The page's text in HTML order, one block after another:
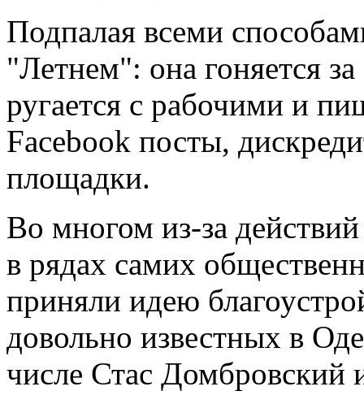
Подпалая всеми
"Летнем": она гоняется
ругается с рабочими и
Facebook посты,
площадки.
Во многом из-за
в рядах самих
приняли идею
довольно известных в
числе Стас